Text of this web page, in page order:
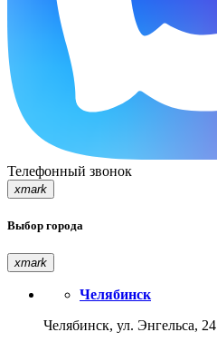
Телефонный звонок
xmark
Выбор города
xmark
Челябинск
Челябинск, ул. Энгельса, 24